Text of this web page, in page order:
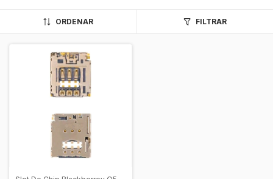
ORDENAR FILTRAR